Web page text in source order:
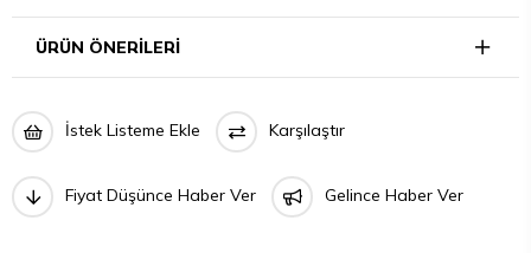
ÜRÜN ÖNERILERI
İstek Listeme Ekle Karşılaştır
Fiyat Düşünce Haber Ver Gelince Haber Ver